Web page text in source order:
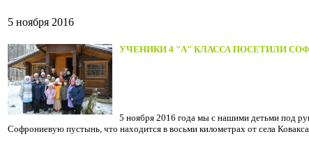
5 ноября 2016
УЧЕНИКИ 4 "А" КЛАССА ПОСЕТИЛИ
5 ноября 2016 года мы с нашими детьми под
Софрониевую пустынь, что находится в восьми километрах от села